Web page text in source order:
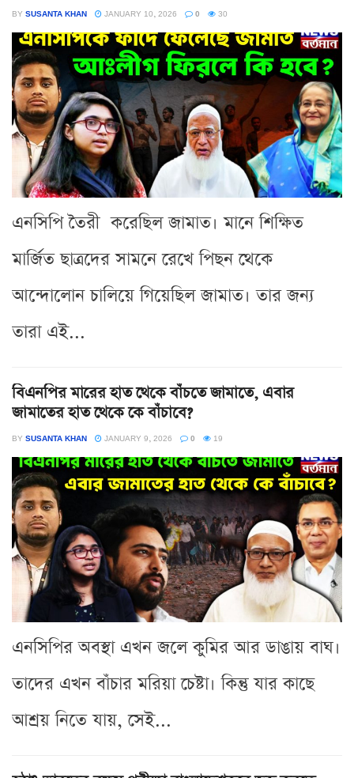
BY SUSANTA KHAN JANUARY 10, 2026 0 30
এনসিপি তৈরী করেছিল জামাত। মানে শিক্ষিত
মার্জিত ছাত্রদের সামনে রেখে পিছন থেকে
আন্দোলোন চালিয়ে গিয়েছিল জামাত। তার জন্য
তারা এই...
বিএনপির মারের হাত থেকে বাঁচতে জামাতে, এবার
জামাতের হাত থেকে কে বাঁচাবে?
BY SUSANTA KHAN JANUARY 9, 2026 0 19
এনসিপির অবস্থা এখন জলে কুমির আর ডাঙায় বাঘ।
তাদের এখন বাঁচার মরিয়া চেষ্টা। কিন্তু যার কাছে
আশ্রয় নিতে যায়, সেই...